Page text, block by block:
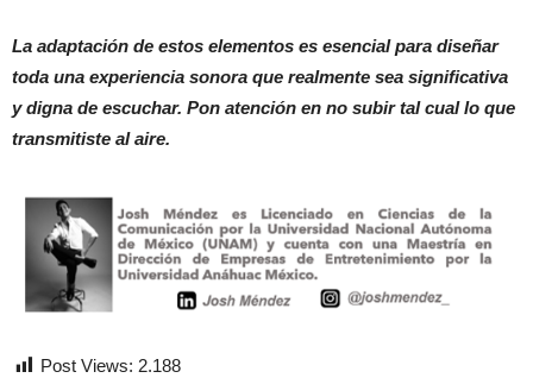
La adaptación de estos elementos es esencial para diseñar
toda una experiencia sonora que realmente sea significativa
y digna de escuchar. Pon atención en no subir tal cual lo que
transmitiste al aire.
Post Views: 2.188